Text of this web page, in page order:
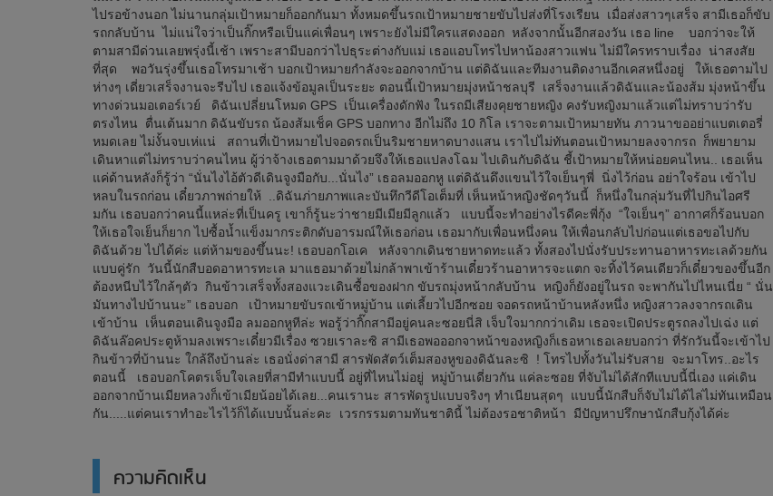
ไปรอข้างนอก ไม่นานกลุ่มเป้าหมายก็ออกกันมา ทั้งหมดขึ้นรถเป้าหมายชายขับไปส่งที่โรงเรียน เมื่อส่งสาวๆเสร็จ สามีเธอก็ขับ
รถกลับบ้าน ไม่แน่ใจว่าเป็นกิ๊กหรือเป็นแค่เพื่อนๆ เพราะยังไม่มีใครแสดงออก หลังจากนั้นอีกสองวัน เธอ line บอกว่าจะให้
ตามสามีด่วนเลยพรุ่งนี้เช้า เพราะสามีบอกว่าไปธุระต่างกับแม่ เธอแอบโทรไปหาน้องสาวแฟน ไม่มีใครทราบเรื่อง น่าสงสัย
ที่สุด พอวันรุ่งขึ้นเธอโทรมาเช้า บอกเป้าหมายกำลังจะออกจากบ้าน แต่ดิฉันและทีมงานติดงานอีกเคสหนึ่งอยู่ ให้เธอตามไป
ห่างๆ เดี่ยวเสร็จงานจะรีบไป เธอแจ้งข้อมูลเป็นระยะ ตอนนี้เป้าหมายมุ่งหน้าชลบุรี เสร็จงานแล้วดิฉันและน้องส้ม มุ่งหน้าขึ้น
ทางด่วนมอเตอร์เวย์ ดิฉันเปลี่ยนโหมด GPS เป็นเครื่องดักฟัง ในรถมีเสียงคุยชายหญิง คงรับหญิงมาแล้วแต่ไม่ทราบว่ารับ
ตรงไหน ตื่นเต้นมาก ดิฉันขับรถ น้องส้มเช็ค GPS บอกทาง อีกไม่ถึง 10 กิโล เราจะตามเป้าหมายทัน ภาวนาขออย่าแบตเตอรี่
หมดเลย ไม่งั้นจบเห่แน่ สถานที่เป้าหมายไปจอดรถเป็นริมชายหาดบางแสน เราไปไม่ทันตอนเป้าหมายลงจากรถ ก็พยายาม
เดินหาแต่ไม่ทราบว่าคนไหน ผู้ว่าจ้างเธอตามมาด้วยจึงให้เธอแปลงโฉม ไปเดินกับดิฉัน ชี้เป้าหมายให้หน่อยคนไหน.. เธอเห็น
แค่ด้านหลังก็รู้ว่า “นั่นไงไอ้ตัวดีเดินจูงมือกับ...นั่นไง” เธอลมออกหู แต่ดิฉันดึงแขนไว้ใจเย็นๆพี่ นิ่งไว้ก่อน อย่าใจร้อน เข้าไป
หลบในรถก่อน เดี๋ยวภาพถ่ายให้ ..ดิฉันภ่ายภาพและบันทึกวีดีโอเต็มที่ เห็นหน้าหญิงชัดๆวันนี้ ก็หนึ่งในกลุ่มวันที่ไปกินไอศรี
มกัน เธอบอกว่าคนนี้แหล่ะที่เป็นครู เขาก็รู้นะว่าชายมีเมียมีลูกแล้ว แบบนี้จะทำอย่างไรดีคะพี่กุ้ง “ใจเย็นๆ” อากาศก็ร้อนบอก
ให้เธอใจเย็นก็ยาก ไปซื้อน้ำแข็งมากระติกดับอารมณ์ให้เธอก่อน เธอมากับเพื่อนหนึ่งคน ให้เพื่อนกลับไปก่อนแต่เธอขอไปกับ
ดิฉันด้วย ไปได้ค่ะ แต่ห้ามของขึ้นนะ! เธอบอกโอเค หลังจากเดินชายหาดทะแล้ว ทั้งสองไปนั่งรับประทานอาหารทะเลด้วยกัน
แบบคู่รัก วันนี้นักสืบอดอาหารทะเล มาแธอมาด้วยไม่กล้าพาเข้าร้านเดี๋ยวร้านอาหารจะแตก จะทิ้งไว้คนเดียวก็เดี๋ยวของขึ้นอีก
ต้องหนีบไว้ใกล้ๆตัว กินข้าวเสร็จทั้งสองแวะเดินซื้อของฝาก ขับรถมุ่งหน้ากลับบ้าน หญิงก็ยังอยู่ในรถ จะพากันไปไหนเนี่ย “ นั่น
มันทางไปบ้านนะ” เธอบอก เป้าหมายขับรถเข้าหมู่บ้าน แต่เลี้ยวไปอีกซอย จอดรถหน้าบ้านหลังหนึ่ง หญิงสาวลงจากรถเดิน
เข้าบ้าน เห็นตอนเดินจูงมือ ลมออกหูทีล่ะ พอรู้ว่ากิ๊กสามีอยู่คนละซอยนี่สิ เจ็บใจมากกว่าเดิม เธอจะเปิดประตูรถลงไปเฉ่ง แต่
ดิฉันล๊อคประตูห้ามลงเพราะเดี๋ยวมีเรื่อง ซวยเราละซิ สามีเธอพอออกจาหน้าของหญิงก็เธอหาเธอเลยบอกว่า ที่รักวันนี้จะเข้าไป
กินข้าวที่บ้านนะ ใกล้ถึงบ้านล่ะ เธอนั่งด่าสามี สารพัดสัตว์เต็มสองหูของดิฉันละซิ ! โทรไปทั้งวันไม่รับสาย จะมาโทร..อะไร
ตอนนี้ เธอบอกโคตรเจ็บใจเลยที่สามีทำแบบนี้ อยู่ที่ไหนไม่อยู่ หมู่บ้านเดี่ยวกัน แค่ละซอย ที่จับไม่ได้สักทีแบบนี้นี่เอง แค่เดิน
ออกจากบ้านเมียหลวงก็เข้าเมียน้อยได้เลย...คนเรานะ สารพัดรูปแบบจริงๆ ทำเนียนสุดๆ แบบนี้นักสืบก็จับไม่ได้ไล่ไม่ทันเหมือน
กัน.....แต่คนเราทำอะไรไว้ก็ได้แบบนั้นล่ะคะ เวรกรรมตามทันชาตินี้ ไม่ต้องรอชาติหน้า มีปัญหาปรึกษานักสืบกุ้งได้ค่ะ
ความคิดเห็น